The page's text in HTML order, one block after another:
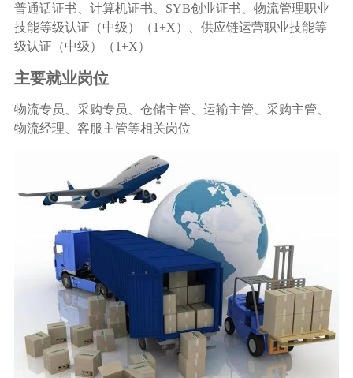
普通话证书、计算机证书、SYB创业证书、物流管理职业
技能等级认证（中级）（1+X）、供应链运营职业技能等
级认证（中级）（1+X）
主要就业岗位
物流专员、采购专员、仓储主管、运输主管、采购主管、
物流经理、客服主管等相关岗位